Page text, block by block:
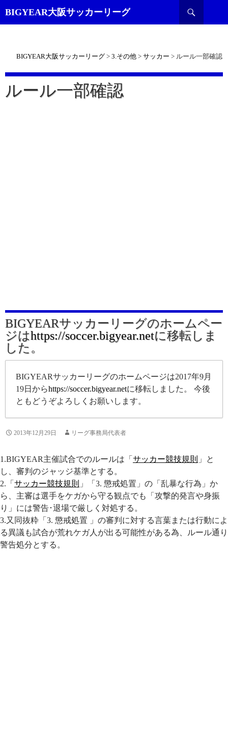
BIGYEAR大阪サッカーリーグ
索
BIGYEAR大阪サッカーリーグ > 3.その他 > サッカー > ルール一部確認
ルール一部確認
BIGYEARサッカーリーグのホームペー
ジはhttps://soccer.bigyear.netに移転しま
した。
BIGYEARサッカーリーグのホームページは2017年9月
19日からhttps://soccer.bigyear.netに移転しました。 今後
ともどうぞよろしくお願いします。
2013年12月29日 リーグ事務局代表者
1.BIGYEAR主催試合でのルールは「 サッカー競技規則 」と
し、審判のジャッジ基準とする。
2.「 サッカー競技規則 」「3. 懲戒処置」の「乱暴な行為」か
ら、主審は選手をケガから守る観点でも「攻撃的発言や身振
り」には警告･退場で厳しく対処する。
3.又同抜粋「3. 懲戒処置 」の審判に対する言葉または行動によ
る異議も試合が荒れケガ人が出る可能性がある為、ルール通り
警告処分とする。